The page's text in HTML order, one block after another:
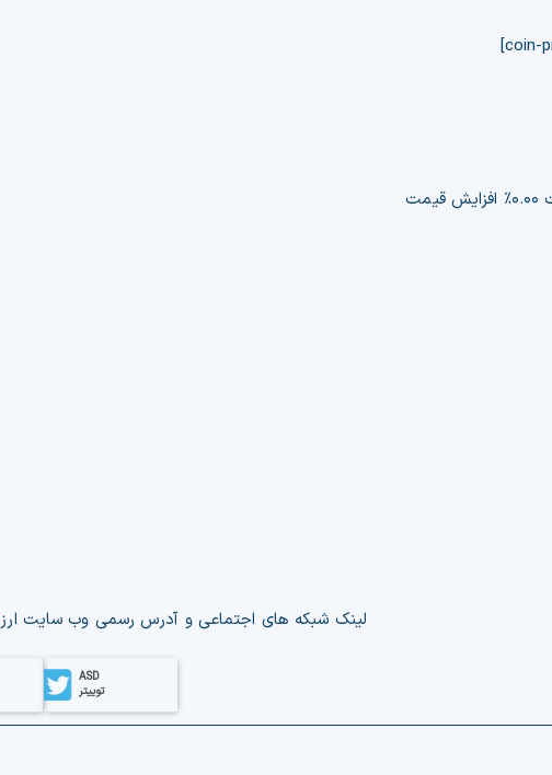
لینک‌ شبکه های اجتماعی و آدرس رسمی وب‌ سایت ارز
ASD
توییتر